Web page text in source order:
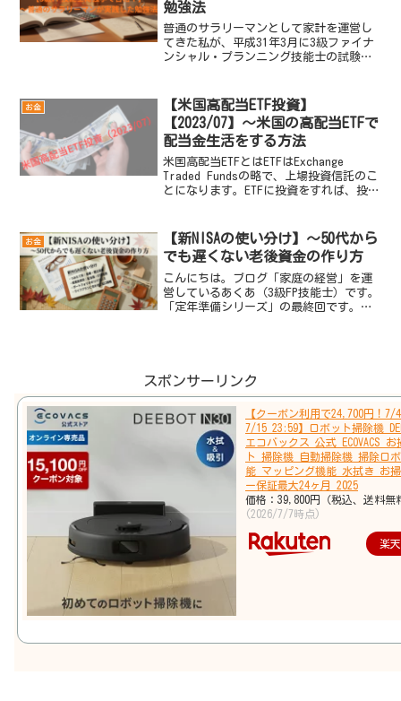
勉強法
普通のサラリーマンとして家計を運営し
てきた私が、平成31年3月に3級ファイナ
ンシャル・プランニング技能士の試験に
揃えてわずか1,500円。この記事では、こ
れから独学で...
お金
【米国高配当ETF投資】
【2023/07】～米国の高配当ETFで
配当金生活をする方法
米国高配当ETFとはETFはExchange
Traded Fundsの略で、上場投資信託のこ
とになります。ETFに投資をすれば、投資
買が可能です。米国ETFは、株式E...
お金
【新NISAの使い分け】～50代から
でも遅くない老後資金の作り方
こんにちは。ブログ「家庭の経営」を運
営しているあくあ（3級FP技能士）です。
「定年準備シリーズ」の最終回です。
スポンサーリンク
【クーポン利用で24,700円！7/
7/15 23:59】ロボット掃除機
エコバックス 公式 ECOVACS
ト 掃除機 自動掃除機 掃除ロ
能 マッピング機能 水拭き お
ー保証最大24ヶ月 2025
価格：39,800円（税込、送料無
(2026/7/7時点)
楽